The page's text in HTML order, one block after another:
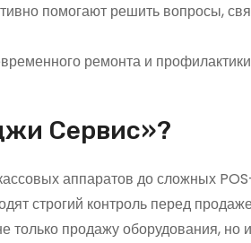
помогают решить вопросы,
ремонта и
Сервис»?
аппаратов до сложных
строгий контроль перед
только продажу оборудования, но